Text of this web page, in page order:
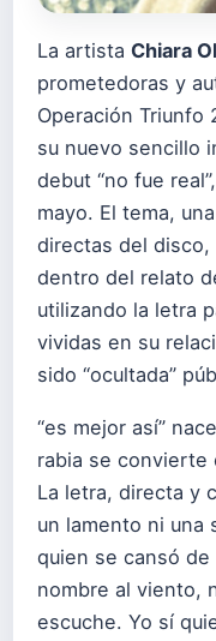
La artista Chiara
prometedoras y
Operación Triunfo
su nuevo sencillo
debut “no fue
mayo. El tema,
directas del disco,
dentro del relato
utilizando la letra
vividas en su
sido “ocultada”
“es mejor así”
rabia se convierte
La letra, directa y
un lamento ni una
quien se cansó
nombre al viento,
escuche. Yo sí